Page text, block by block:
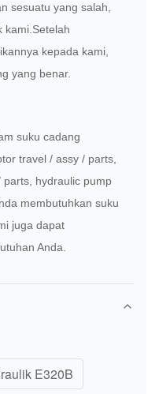
sesuatu yang salah,
kami.Setelah
kepada kami,
yang benar.
suku cadang
travel / assy / parts,
hydraulic pump
membutuhkan suku
juga dapat
Anda.
E320B